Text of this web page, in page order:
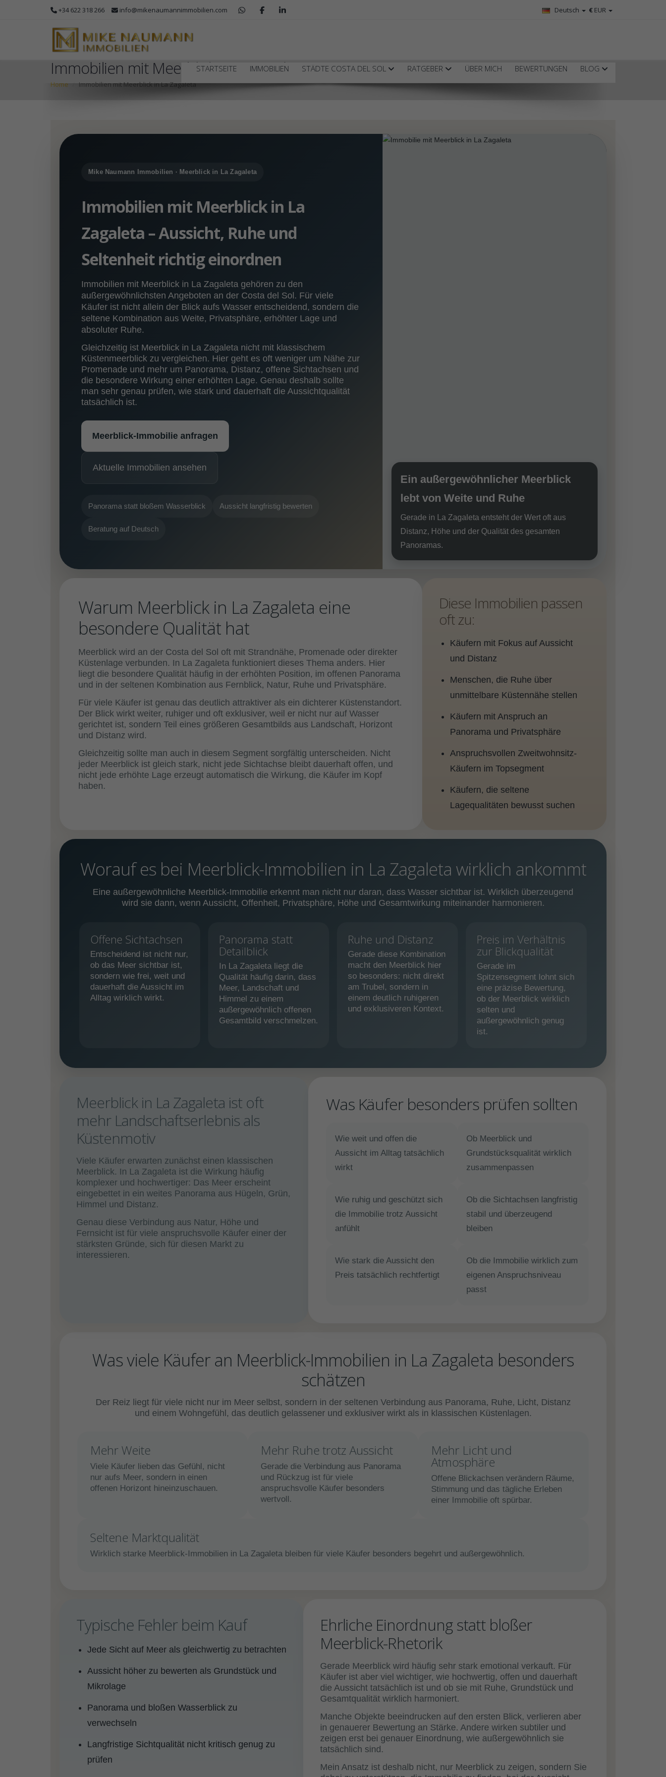
+34 622 318 266 info@mikenaumannimmobilien.com € EUR
Deutsch
STARTSEITE IMMOBILIEN STÄDTE COSTA DEL SOL RATGEBER ÜBER MICH BEWERTUNGEN BLOG
Immobilien mit Meerblick in La Zagaleta
Home Immobilien mit Meerblick in La Zagaleta
Mike Naumann Immobilien · Meerblick in La Zagaleta
Immobilien mit Meerblick in La
Zagaleta – Aussicht, Ruhe und
Seltenheit richtig einordnen
Immobilien mit Meerblick in La Zagaleta gehören zu den
außergewöhnlichsten Angeboten an der Costa del Sol. Für viele
Käufer ist nicht allein der Blick aufs Wasser entscheidend, sondern die
seltene Kombination aus Weite, Privatsphäre, erhöhter Lage und
absoluter Ruhe.
Gleichzeitig ist Meerblick in La Zagaleta nicht mit klassischem
Küstenmeerblick zu vergleichen. Hier geht es oft weniger um Nähe zur
Promenade und mehr um Panorama, Distanz, offene Sichtachsen und
die besondere Wirkung einer erhöhten Lage. Genau deshalb sollte
man sehr genau prüfen, wie stark und dauerhaft die Aussichtqualität
tatsächlich ist.
Meerblick-Immobilie anfragen
Aktuelle Immobilien ansehen
Panorama statt bloßem Wasserblick Aussicht langfristig bewerten
Beratung auf Deutsch
Ein außergewöhnlicher Meerblick
lebt von Weite und Ruhe
Gerade in La Zagaleta entsteht der Wert oft aus
Distanz, Höhe und der Qualität des gesamten
Panoramas.
Warum Meerblick in La Zagaleta eine
besondere Qualität hat
Meerblick wird an der Costa del Sol oft mit Strandnähe, Promenade oder direkter
Küstenlage verbunden. In La Zagaleta funktioniert dieses Thema anders. Hier
liegt die besondere Qualität häufig in der erhöhten Position, im offenen Panorama
und in der seltenen Kombination aus Fernblick, Natur, Ruhe und Privatsphäre.
Für viele Käufer ist genau das deutlich attraktiver als ein dichterer Küstenstandort.
Der Blick wirkt weiter, ruhiger und oft exklusiver, weil er nicht nur auf Wasser
gerichtet ist, sondern Teil eines größeren Gesamtbilds aus Landschaft, Horizont
und Distanz wird.
Gleichzeitig sollte man auch in diesem Segment sorgfältig unterscheiden. Nicht
jeder Meerblick ist gleich stark, nicht jede Sichtachse bleibt dauerhaft offen, und
nicht jede erhöhte Lage erzeugt automatisch die Wirkung, die Käufer im Kopf
haben.
Diese Immobilien passen
oft zu:
Käufern mit Fokus auf Aussicht
und Distanz
Menschen, die Ruhe über
unmittelbare Küstennähe stellen
Käufern mit Anspruch an
Panorama und Privatsphäre
Anspruchsvollen Zweitwohnsitz-
Käufern im Topsegment
Käufern, die seltene
Lagequalitäten bewusst suchen
Worauf es bei Meerblick-Immobilien in La Zagaleta wirklich ankommt
Eine außergewöhnliche Meerblick-Immobilie erkennt man nicht nur daran, dass Wasser sichtbar ist. Wirklich überzeugend
wird sie dann, wenn Aussicht, Offenheit, Privatsphäre, Höhe und Gesamtwirkung miteinander harmonieren.
Offene Sichtachsen
Entscheidend ist nicht nur,
ob das Meer sichtbar ist,
sondern wie frei, weit und
dauerhaft die Aussicht im
Alltag wirklich wirkt.
Panorama statt
Detailblick
In La Zagaleta liegt die
Qualität häufig darin, dass
Meer, Landschaft und
Himmel zu einem
außergewöhnlich offenen
Gesamtbild verschmelzen.
Ruhe und Distanz
Gerade diese Kombination
macht den Meerblick hier
so besonders: nicht direkt
am Trubel, sondern in
einem deutlich ruhigeren
und exklusiveren Kontext.
Preis im Verhältnis
zur Blickqualität
Gerade im
Spitzensegment lohnt sich
eine präzise Bewertung,
ob der Meerblick wirklich
selten und
außergewöhnlich genug
ist.
Meerblick in La Zagaleta ist oft
mehr Landschaftserlebnis als
Küstenmotiv
Viele Käufer erwarten zunächst einen klassischen
Meerblick. In La Zagaleta ist die Wirkung häufig
komplexer und hochwertiger: Das Meer erscheint
eingebettet in ein weites Panorama aus Hügeln, Grün,
Himmel und Distanz.
Genau diese Verbindung aus Natur, Höhe und
Fernsicht ist für viele anspruchsvolle Käufer einer der
stärksten Gründe, sich für diesen Markt zu
interessieren.
Was Käufer besonders prüfen sollten
Wie weit und offen die
Aussicht im Alltag tatsächlich
wirkt
Ob Meerblick und
Grundstücksqualität wirklich
zusammenpassen
Wie ruhig und geschützt sich
die Immobilie trotz Aussicht
anfühlt
Ob die Sichtachsen langfristig
stabil und überzeugend
bleiben
Wie stark die Aussicht den
Preis tatsächlich rechtfertigt
Ob die Immobilie wirklich zum
eigenen Anspruchsniveau
passt
Was viele Käufer an Meerblick-Immobilien in La Zagaleta besonders
schätzen
Der Reiz liegt für viele nicht nur im Meer selbst, sondern in der seltenen Verbindung aus Panorama, Ruhe, Licht, Distanz
und einem Wohngefühl, das deutlich gelassener und exklusiver wirkt als in klassischen Küstenlagen.
Mehr Weite
Viele Käufer lieben das Gefühl, nicht
nur aufs Meer, sondern in einen
offenen Horizont hineinzuschauen.
Mehr Ruhe trotz Aussicht
Gerade die Verbindung aus Panorama
und Rückzug ist für viele
anspruchsvolle Käufer besonders
wertvoll.
Mehr Licht und
Atmosphäre
Offene Blickachsen verändern Räume,
Stimmung und das tägliche Erleben
einer Immobilie oft spürbar.
Seltene Marktqualität
Wirklich starke Meerblick-Immobilien in La Zagaleta bleiben für viele Käufer besonders begehrt und außergewöhnlich.
Typische Fehler beim Kauf
Jede Sicht auf Meer als gleichwertig zu betrachten
Aussicht höher zu bewerten als Grundstück und
Mikrolage
Panorama und bloßen Wasserblick zu
verwechseln
Langfristige Sichtqualität nicht kritisch genug zu
prüfen
Ehrliche Einordnung statt bloßer
Meerblick-Rhetorik
Gerade Meerblick wird häufig sehr stark emotional verkauft. Für
Käufer ist aber viel wichtiger, wie hochwertig, offen und dauerhaft
die Aussicht tatsächlich ist und ob sie mit Ruhe, Grundstück und
Gesamtqualität wirklich harmoniert.
Manche Objekte beeindrucken auf den ersten Blick, verlieren aber
in genauerer Bewertung an Stärke. Andere wirken subtiler und
zeigen erst bei genauer Einordnung, wie außergewöhnlich sie
tatsächlich sind.
Mein Ansatz ist deshalb nicht, nur Meerblick zu zeigen, sondern Sie